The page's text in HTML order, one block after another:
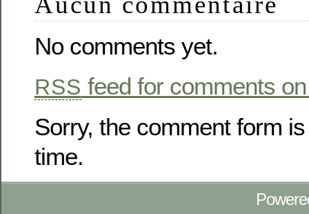
No comments yet.
RSS feed for comments
Sorry, the comment form
time.